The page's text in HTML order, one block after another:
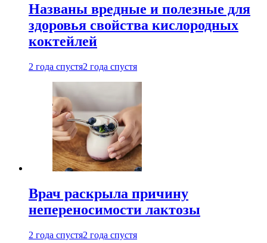
Названы вредные и полезные для
здоровья свойства кислородных
коктейлей
2 года спустя2 года спустя
Врач раскрыла причину
непереносимости лактозы
2 года спустя2 года спустя